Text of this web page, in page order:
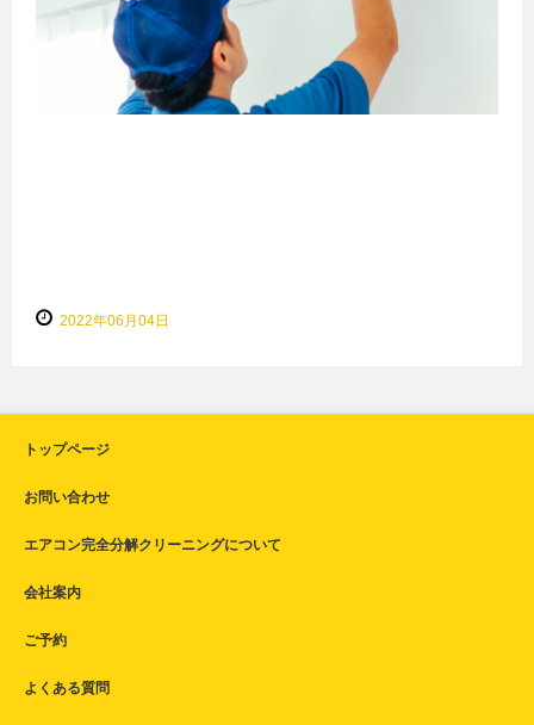
2022年06月04日
トップページ
お問い合わせ
エアコン完全分解クリーニングについて
会社案内
ご予約
よくある質問